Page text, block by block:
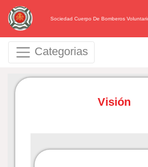
Sociedad Cuerpo De Bomberos
Categorias
Visión